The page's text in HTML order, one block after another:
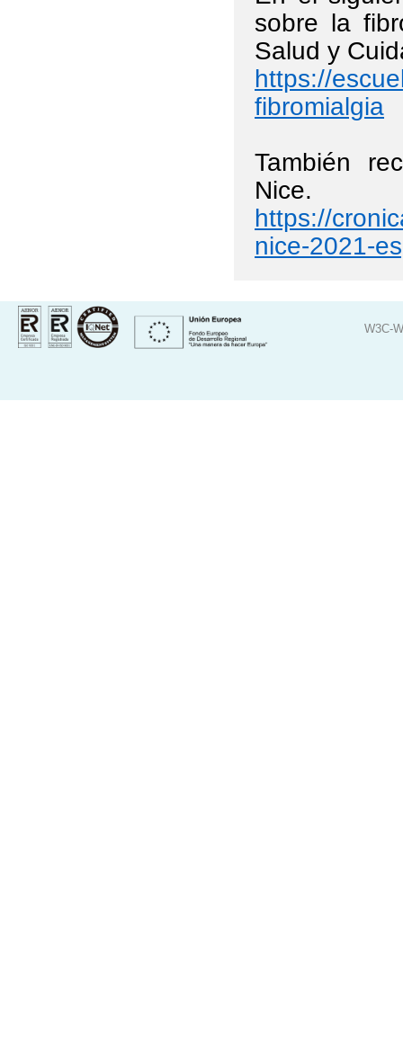
sobre la
Salud y
https://
fibromialgia
También
Nice.
https://
nice-2021-
W3C-